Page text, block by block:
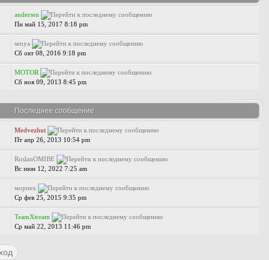
andersen
Пн май 15, 2017 8:18 pm
senya
Сб окт 08, 2016 9:18 pm
MOTOR
Сб ноя 09, 2013 8:45 pm
Последнее сообщение
Medvezhut
Пт апр 26, 2013 10:54 pm
RuslanOMIBE
Вс июн 12, 2022 7:25 am
морпех
Ср фев 25, 2015 9:35 pm
TeamXtream
Ср май 22, 2013 11:46 pm